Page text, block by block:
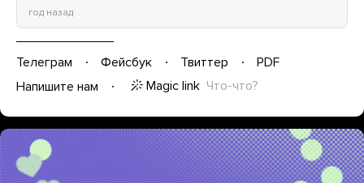
год назад
Телеграм Фейсбук Твиттер
PDF
Напишите нам
Magic link Что-что?